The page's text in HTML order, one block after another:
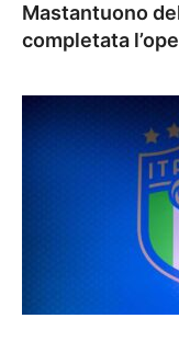
Mastantuono
completata